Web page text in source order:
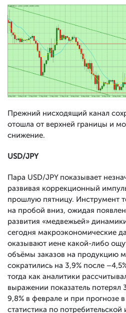
Прежний нисходящий канал
отошла от верхней границы и
снижение.
USD/JPY
Пара USD/JPY показывает
развивая коррекционный
прошлую пятницу. Инструмент
на пробой вниз, ожидая
развития «медвежьей»
сегодня макроэкономические
оказывают иене какой-либо
объёмы заказов на продукцию
сократились на 3,9% после
тогда как аналитики
выражении показатель потерял
9,8% в феврале и при прогнозе
статистика по